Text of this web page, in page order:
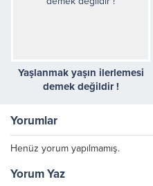
Yaşlanmak yaşın ilerlemesi
demek değildir !
Yorumlar
Henüz yorum yapılmamış.
Yorum Yaz